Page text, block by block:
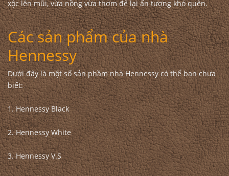
xộc lên mũi, vừa nồng vừa thơm để lại ấn tượng khó quên.
Các sản phẩm của nhà
Hennessy
Dưới đây là một số sản phầm nhà Hennessy có thể bạn chưa
biết:
1. Hennessy Black
2. Hennessy White
3. Hennessy V.S